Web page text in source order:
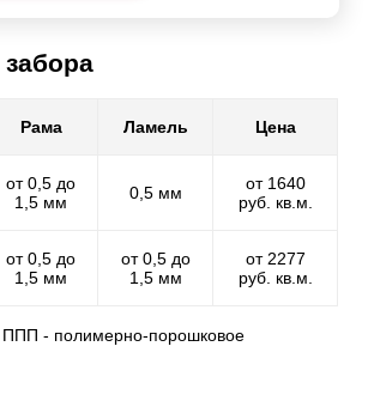
Рама Ламель Цена
от 0,5 до
1,5 мм
0,5 мм
от 1640
руб. кв.м.
от 0,5 до
1,5 мм
от 0,5 до
1,5 мм
от 2277
руб. кв.м.
ППП - полимерно-порошковое